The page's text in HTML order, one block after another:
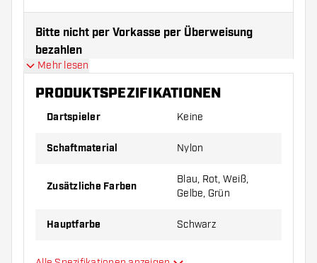
Bitte nicht per Vorkasse per Überweisung
bezahlen
Inbetween 39 mm
Medium 48 mm
Mehr lesen
PRODUKTSPEZIFIKATIONEN
Dartspieler Keine
Schaftmaterial Nylon
Zusätzliche Farben
Blau, Rot, Weiß,
Gelbe, Grün
Hauptfarbe Schwarz
Schaftgröße